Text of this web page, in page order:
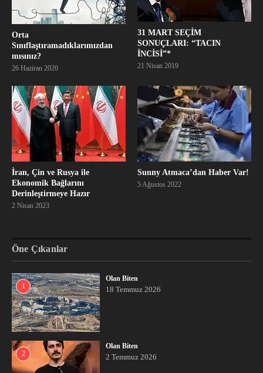
Orta
Sınıflaştıramadıklarımızdan
mısınız?
26 Haziran 2020
31 MART SEÇİM
SONUÇLARI: “TACIN
İNCİSİ”*
21 Nisan 2019
İran, Çin ve Rusya ile
Ekonomik Bağlarını
Derinleştirmeye Hazır
2 Nisan 2023
Sunny Atmaca’dan Haber Var!
5 Ağustos 2022
Öne Çıkanlar
1
Olan Biten
18 Temmuz 2026
2
Olan Biten
2 Temmuz 2026